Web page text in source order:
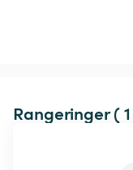
Rangeringer (